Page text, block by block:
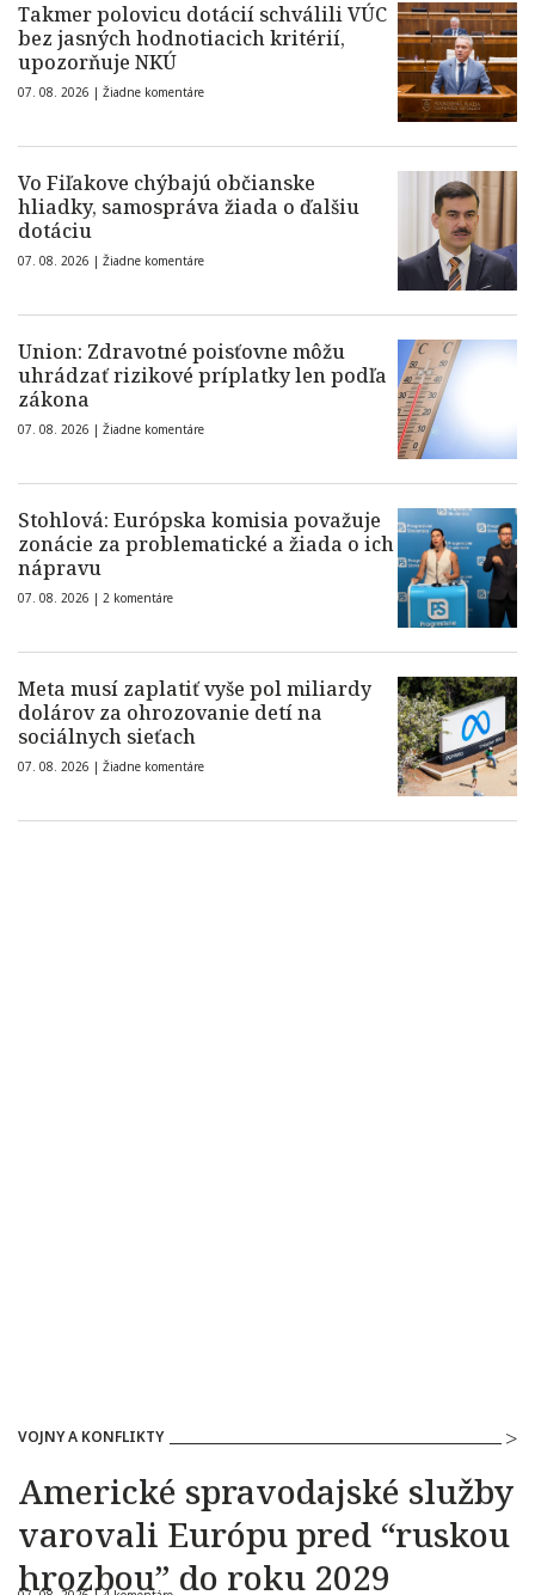
Takmer polovicu dotácií schválili VÚC
bez jasných hodnotiacich kritérií,
upozorňuje NKÚ
07. 08. 2026 | Žiadne komentáre
Vo Fiľakove chýbajú občianske
hliadky, samospráva žiada o ďalšiu
dotáciu
07. 08. 2026 | Žiadne komentáre
Union: Zdravotné poisťovne môžu
uhrádzať rizikové príplatky len podľa
zákona
07. 08. 2026 | Žiadne komentáre
Stohlová: Európska komisia považuje
zonácie za problematické a žiada o ich
nápravu
07. 08. 2026 | 2 komentáre
Meta musí zaplatiť vyše pol miliardy
dolárov za ohrozovanie detí na
sociálnych sieťach
07. 08. 2026 | Žiadne komentáre
VOJNY A KONFLIKTY
Americké spravodajské služby
varovali Európu pred “ruskou
hrozbou” do roku 2029